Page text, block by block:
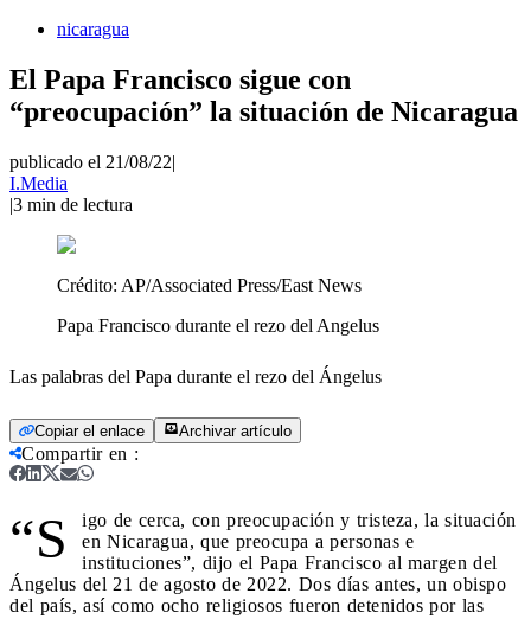
nicaragua
El Papa Francisco sigue con
“preocupación” la situación de Nicaragua
publicado el 21/08/22|
I.Media
|3 min de lectura
Crédito: AP/Associated Press/East News
Papa Francisco durante el rezo del Angelus
Las palabras del Papa durante el rezo del Ángelus
Copiar el enlace Archivar artículo
Compartir en :
“S
igo de cerca, con preocupación y tristeza, la situación
en Nicaragua, que preocupa a personas e
instituciones”, dijo el Papa Francisco al margen del
Ángelus del 21 de agosto de 2022. Dos días antes, un obispo
del país, así como ocho religiosos fueron detenidos por las